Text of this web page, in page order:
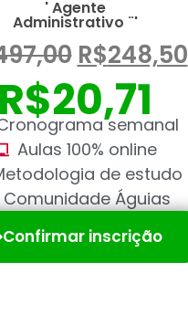
' Agente
Administrativo ¨'
R$248,50
R$20,71
semanal
Aulas 100% online
de estudo
Comunidade Águias
Confirmar inscrição